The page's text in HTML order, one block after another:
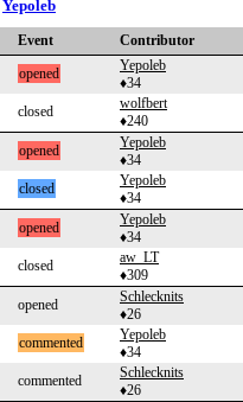
Yepoleb
Event Contributor
opened
Yepoleb
♦34
closed
wolfbert
♦240
opened
Yepoleb
♦34
closed
Yepoleb
♦34
opened
Yepoleb
♦34
closed
aw_LT
♦309
opened
Schlecknits
♦26
commented
Yepoleb
♦34
commented
Schlecknits
♦26